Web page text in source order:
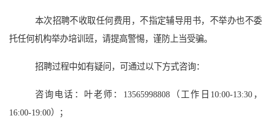
本次招聘不收取任何费用，不指定辅导用书，不举办也不委
托任何机构举办培训班，请提高警惕，谨防上当受骗。
招聘过程中如有疑问，可通过以下方式咨询：
咨询电话： 叶老师： 13565998808（工作日10:00-13:30，
16:00-19:00）；